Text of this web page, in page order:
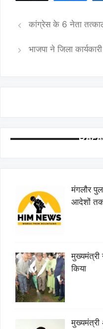
कांग्रेस के 6 नेता
भाजपा ने जिला
मंगलौर
आदेशों तक
मुख्यमंत्री
किया